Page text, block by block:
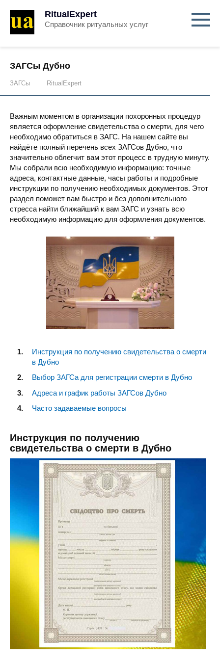
RitualExpert
Справочник ритуальных услуг
ЗАГСы Дубно
ЗАГСы RitualExpert
Важным моментом в организации похоронных процедур
является оформление свидетельства о смерти, для чего
необходимо обратиться в ЗАГС. На нашем сайте вы
найдёте полный перечень всех ЗАГСов Дубно, что
значительно облегчит вам этот процесс в трудную минуту.
Мы собрали всю необходимую информацию: точные
адреса, контактные данные, часы работы и подробные
инструкции по получению необходимых документов. Этот
раздел поможет вам быстро и без дополнительного
стресса найти ближайший к вам ЗАГС и узнать всю
необходимую информацию для оформления документов.
Инструкция по получению свидетельства о смерти
в Дубно
Выбор ЗАГСа для регистрации смерти в Дубно
Адреса и график работы ЗАГСов Дубно
Часто задаваемые вопросы
Инструкция по получению
свидетельства о смерти в Дубно